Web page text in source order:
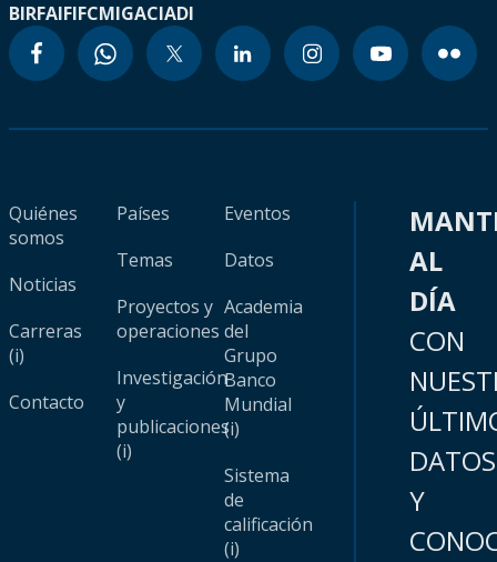
BIRFAIFIFCMIGACIADI
Quiénes
somos
Noticias
Carreras
(i)
Contacto
Países
Temas
Proyectos y
operaciones
Investigación
y
publicaciones
(i)
Eventos
Datos
Academia
del
Grupo
Banco
Mundial
(i)
Sistema
de
calificación
(i)
AL
DÍA
CON
DATOS
Y